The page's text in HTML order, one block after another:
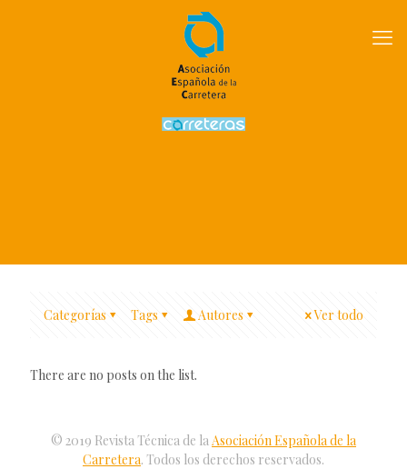
Categorías Tags Autores Ver todo
There are no posts on the list.
© 2019 Revista Técnica de laAsociación Española de la
Carretera. Todos los derechos reservados.